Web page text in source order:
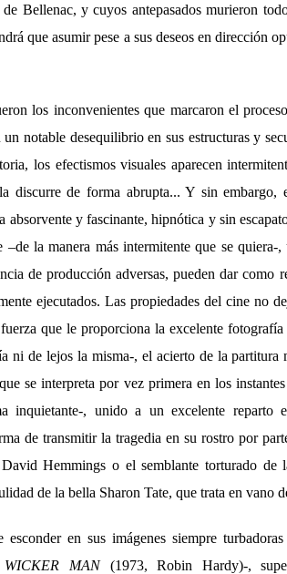
Bellenac, y cuyos antepasados murieron
que asumir pese a sus deseos en dirección
los inconvenientes que marcaron el
notable desequilibrio en sus estructuras y
los efectismos visuales aparecen
discurre de forma abrupta... Y sin embargo,
absorvente y fascinante, hipnótica y sin
la manera más intermitente que se quiera-
de producción adversas, pueden dar como
ejecutados. Las propiedades del cine no
que le proporciona la excelente
ni de lejos la misma-, el acierto de la
se interpreta por vez primera en los
inquietante-, unido a un excelente reparto
de transmitir la tragedia en su rostro por
Hemmings o el semblante torturado de
de la bella Sharon Tate, que trata en vano
esconder en sus imágenes siempre
MAN(1973, Robin Hardy)-,